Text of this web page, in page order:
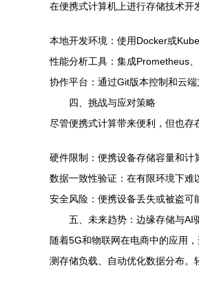
在便携式计算机上进行存储技术开
本地开发环境：使用Docker或
性能分析工具：集成Prometheus
协作平台：通过Git版本控制和云
四、挑战与应对策略
尽管便携式计算带来便利，但也存
硬件限制：便携设备存储容量和计
数据一致性验证：在有限环境下难
安全风险：便携设备丢失或被盗可
五、未来趋势：边缘存储与AI
随着5G和物联网在电商中的应用
测存储负载、自动优化数据分布。